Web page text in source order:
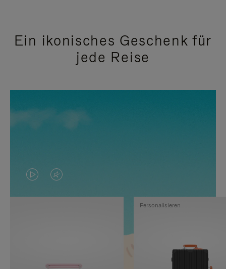
Ein ikonisches Geschenk für
jede Reise
DAS
VIDEO
VIDEO
IST
Personalisieren